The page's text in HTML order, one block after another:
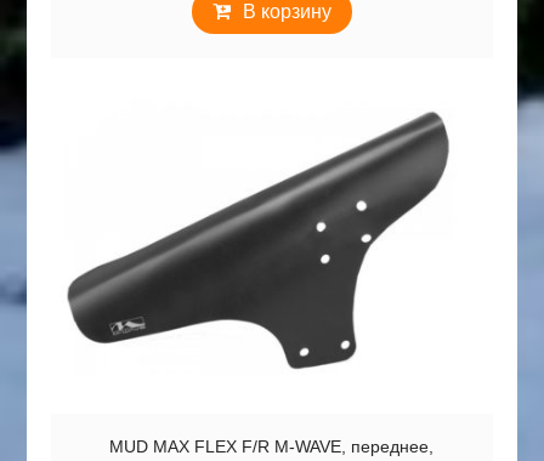
В корзину
MUD MAX FLEX F/R M-WAVE, переднее,